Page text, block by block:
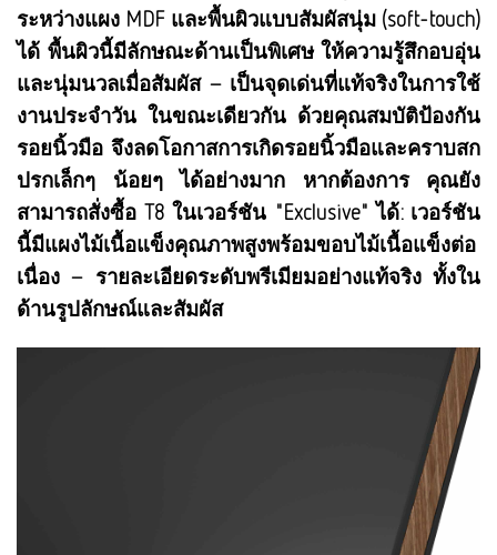
ระหว่างแผง MDF และพื้นผิวแบบสัมผัสนุ่ม (soft-touch)
ได้ พื้นผิวนี้มีลักษณะด้านเป็นพิเศษ ให้ความรู้สึกอบอุ่น
และนุ่มนวลเมื่อสัมผัส – เป็นจุดเด่นที่แท้จริงในการใช้
งานประจำวัน ในขณะเดียวกัน ด้วยคุณสมบัติป้องกัน
รอยนิ้วมือ จึงลดโอกาสการเกิดรอยนิ้วมือและคราบสก
ปรกเล็กๆ น้อยๆ ได้อย่างมาก หากต้องการ คุณยัง
สามารถสั่งซื้อ T8 ในเวอร์ชัน "Exclusive" ได้: เวอร์ชัน
นี้มีแผงไม้เนื้อแข็งคุณภาพสูงพร้อมขอบไม้เนื้อแข็งต่อ
เนื่อง – รายละเอียดระดับพรีเมียมอย่างแท้จริง ทั้งใน
ด้านรูปลักษณ์และสัมผัส